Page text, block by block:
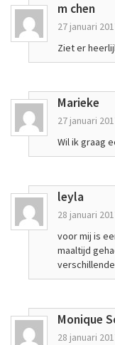
m chen
27 januari
Ziet er
Marieke
27 januari
Wil ik graag
leyla
28 januari
voor mij is
maaltijd
Monique
28 januari